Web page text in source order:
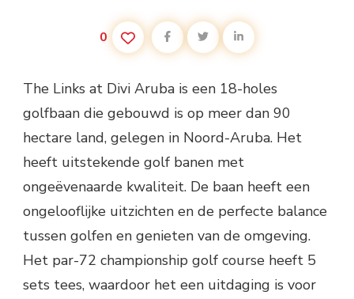
0
The Links at Divi Aruba is een 18-holes
golfbaan die gebouwd is op meer dan 90
hectare land, gelegen in Noord-Aruba. Het
heeft uitstekende golf banen met
ongeëvenaarde kwaliteit. De baan heeft een
ongelooflijke uitzichten en de perfecte balance
tussen golfen en genieten van de omgeving.
Het par-72 championship golf course heeft 5
sets tees, waardoor het een uitdaging is voor